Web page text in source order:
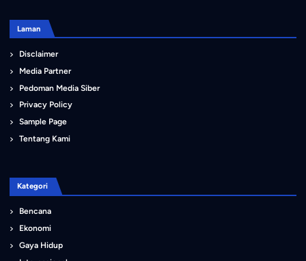
Laman
Disclaimer
Media Partner
Pedoman Media Siber
Privacy Policy
Sample Page
Tentang Kami
Kategori
Bencana
Ekonomi
Gaya Hidup